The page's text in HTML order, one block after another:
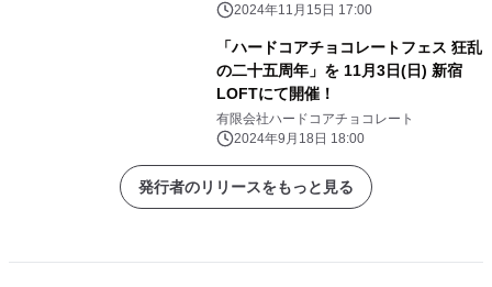
2024年11月15日 17:00
「ハードコアチョコレートフェス 狂乱
の二十五周年」を 11月3日(日) 新宿
LOFTにて開催！
有限会社ハードコアチョコレート
2024年9月18日 18:00
発行者のリリースをもっと見る